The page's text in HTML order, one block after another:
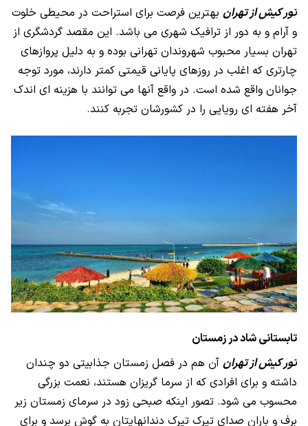
تور کیش از تهران بهترین فرصت برای استراحت در محیطی خلوت
و آرام و به دور از ترافیک شهری می باشد. این مقصد گردشگری از
تهران بسیار محبوب شهروندان تهرانی بوده و به دلیل پروازهای
چارتری که اغلب در روزهای پایانی قیمتی کمتر دارند، مورد توجه
جوانان واقع شده است. در واقع آنها می توانند با هزینه ای اندک
آخر هفته ای رویایی را در کشورشان تجربه کنند.
تابستانی شاد در زمستان
تور کیش از تهران آن هم در فصل زمستان جذابیتی دو چندان
داشته و برای افرادی که از سرما گریزان هستند، نعمت بزرگی
محسوب می شود. تصور اینکه صبحی زود در سرمای زمستان زیر
برف و باران صدای تیرک تیرک دندانهایتان به گوش برسد و برای